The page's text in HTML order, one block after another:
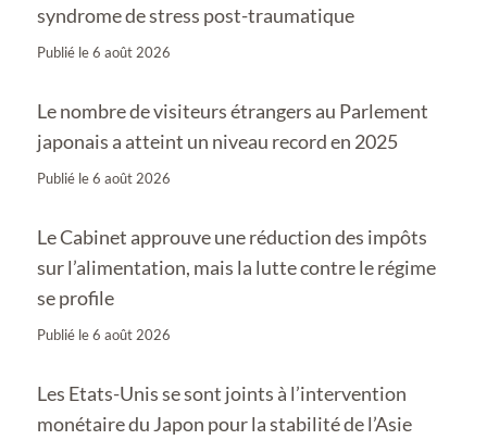
syndrome de stress post-traumatique
Publié le6 août 2026
Le nombre de visiteurs étrangers au Parlement
japonais a atteint un niveau record en 2025
Publié le6 août 2026
Le Cabinet approuve une réduction des impôts
sur l’alimentation, mais la lutte contre le régime
se profile
Publié le6 août 2026
Les Etats-Unis se sont joints à l’intervention
monétaire du Japon pour la stabilité de l’Asie